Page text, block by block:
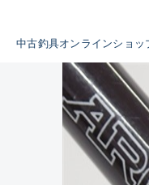
中古釣具オンラインショッ